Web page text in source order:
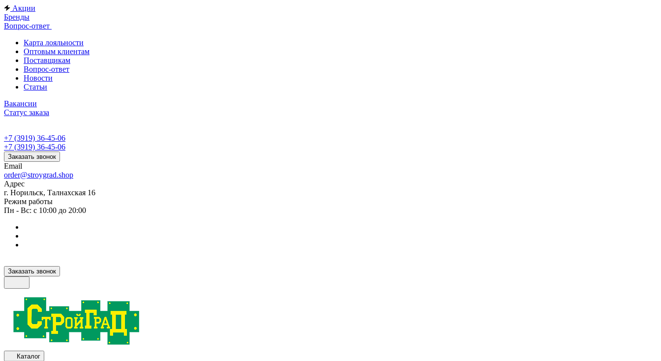
Акции
Бренды
Вопрос-ответ
Карта лояльности
Оптовым клиентам
Поставщикам
Вопрос-ответ
Новости
Статьи
Вакансии
Статус заказа
+7 (3919) 36-45-06
+7 (3919) 36-45-06
Заказать звонок
Email
order@stroygrad.shop
Адрес
г. Норильск, Талнахская 16
Режим работы
Пн - Вс: с 10:00 до 20:00
Заказать звонок
Каталог